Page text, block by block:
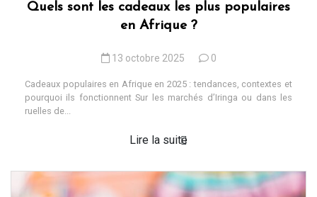
Quels sont les cadeaux les plus populaires
en Afrique ?
13 octobre 2025 0
Cadeaux populaires en Afrique en 2025 : tendances, contextes et
pourquoi ils fonctionnent Sur les marchés d’Iringa ou dans les
ruelles de...
Lire la suite